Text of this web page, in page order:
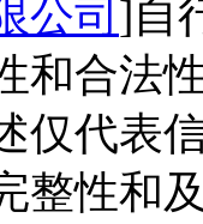
公司 ]自
和合法
仅代表
整性和